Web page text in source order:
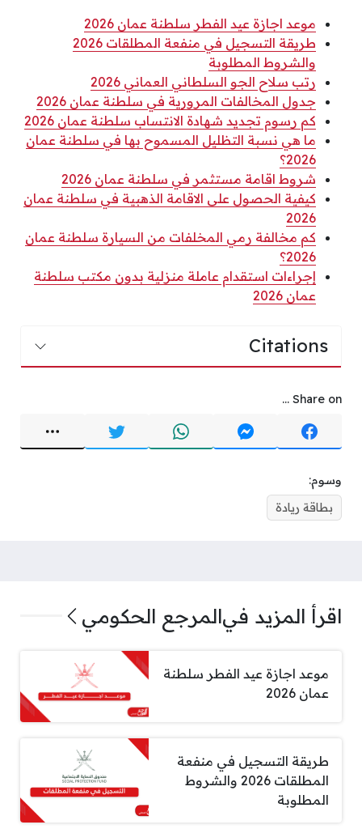
موعد اجازة عيد الفطر سلطنة عمان 2026
طريقة التسجيل في منفعة المطلقات 2026
والشروط المطلوبة
رتب سلاح الجو السلطاني العماني 2026
جدول المخالفات المرورية في سلطنة عمان 2026
كم رسوم تجديد شهادة الانتساب سلطنة عمان 2026
ما هي نسبة التظليل المسموح بها في سلطنة عمان
2026؟
شروط اقامة مستثمر في سلطنة عمان 2026
كيفية الحصول على الاقامة الذهبية في سلطنة عمان
2026
كم مخالفة رمي المخلفات من السيارة سلطنة عمان
2026؟
إجراءات استقدام عاملة منزلية بدون مكتب سلطنة
عمان 2026
Citations
Share on ...
وسوم:
بطاقة ريادة
اقرأ المزيد فيالمرجع الحكومي
موعد اجازة عيد الفطر سلطنة
عمان 2026
طريقة التسجيل في منفعة
المطلقات 2026 والشروط
المطلوبة